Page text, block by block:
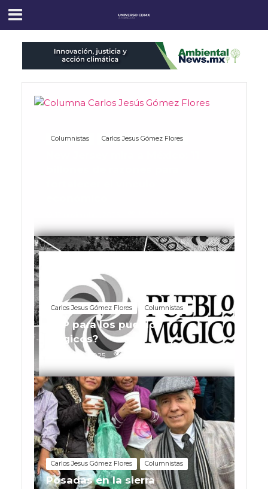
Columnistas Carlos Jesus Gómez Flores
Carlos Jesus Gómez Flores Columnistas
¿RIP para los pueblos
mágicos?
11 febrero, 2025
Carlos Jesus Gómez Flores Columnistas
Posadas en la sierra